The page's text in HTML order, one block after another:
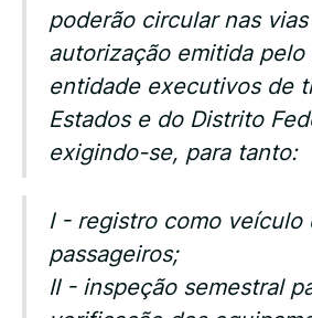
poderão circular nas
autorização emitida pelo
entidade executivos de
Estados e do Distrito
exigindo-se, para tanto:
I - registro como veículo
passageiros;
II - inspeção semestral